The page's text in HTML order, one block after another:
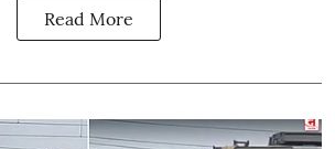
Read More